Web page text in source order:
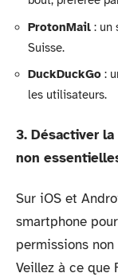
ProtonMail : un
Suisse.
DuckDuckGo :
les utilisateurs.
3. Désactiver
non
Sur iOS et
smartphone
permissions
Veillez à ce que